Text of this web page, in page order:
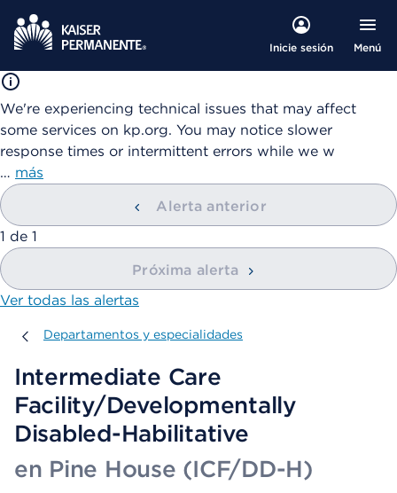
Inicie sesión Menú
We're experiencing technical issues that may affect
some services on kp.org. You may notice slower
response times or intermittent errors while we w
… más
Alerta anterior
mostrando
1 de 1
Próxima alerta
Ver todas las alertas
Departamentos y especialidades
Departamentos y especialidades
Intermediate Care
Facility/Developmentally
Disabled-Habilitative
en Pine House (ICF/DD-H)